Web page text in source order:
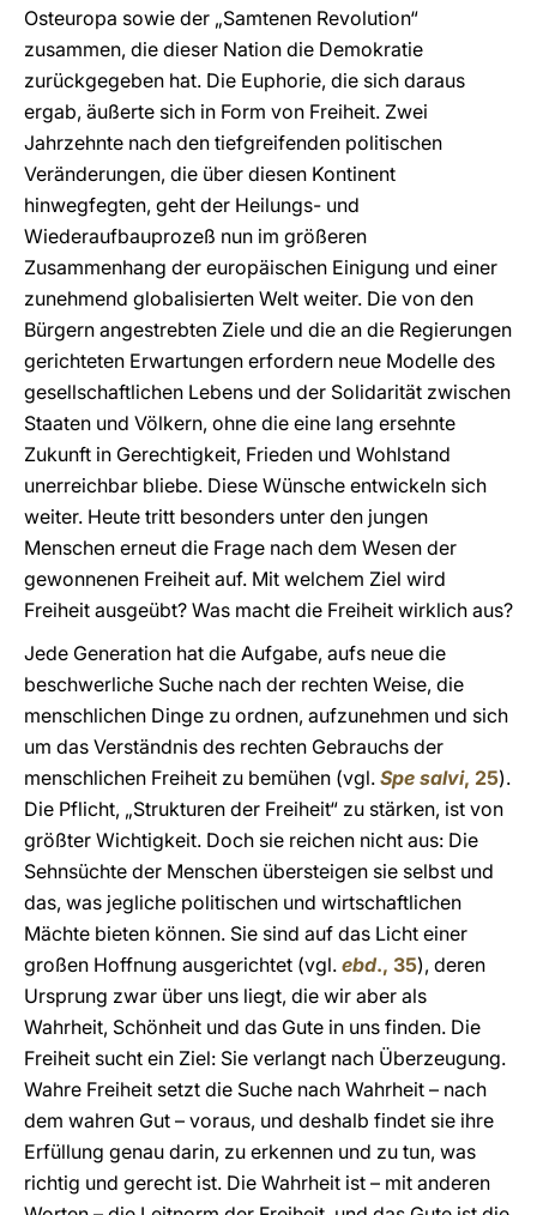
Osteuropa sowie der „Samtenen Revolution“
zusammen, die dieser Nation die Demokratie
zurückgegeben hat. Die Euphorie, die sich daraus
ergab, äußerte sich in Form von Freiheit. Zwei
Jahrzehnte nach den tiefgreifenden politischen
Veränderungen, die über diesen Kontinent
hinwegfegten, geht der Heilungs- und
Wiederaufbauprozeß nun im größeren
Zusammenhang der europäischen Einigung und einer
zunehmend globalisierten Welt weiter. Die von den
Bürgern angestrebten Ziele und die an die Regierungen
gerichteten Erwartungen erfordern neue Modelle des
gesellschaftlichen Lebens und der Solidarität zwischen
Staaten und Völkern, ohne die eine lang ersehnte
Zukunft in Gerechtigkeit, Frieden und Wohlstand
unerreichbar bliebe. Diese Wünsche entwickeln sich
weiter. Heute tritt besonders unter den jungen
Menschen erneut die Frage nach dem Wesen der
gewonnenen Freiheit auf. Mit welchem Ziel wird
Freiheit ausgeübt? Was macht die Freiheit wirklich aus?
Jede Generation hat die Aufgabe, aufs neue die
beschwerliche Suche nach der rechten Weise, die
menschlichen Dinge zu ordnen, aufzunehmen und sich
um das Verständnis des rechten Gebrauchs der
menschlichen Freiheit zu bemühen (vgl. Spe salvi, 25).
Die Pflicht, „Strukturen der Freiheit“ zu stärken, ist von
größter Wichtigkeit. Doch sie reichen nicht aus: Die
Sehnsüchte der Menschen übersteigen sie selbst und
das, was jegliche politischen und wirtschaftlichen
Mächte bieten können. Sie sind auf das Licht einer
großen Hoffnung ausgerichtet (vgl. ebd., 35), deren
Ursprung zwar über uns liegt, die wir aber als
Wahrheit, Schönheit und das Gute in uns finden. Die
Freiheit sucht ein Ziel: Sie verlangt nach Überzeugung.
Wahre Freiheit setzt die Suche nach Wahrheit – nach
dem wahren Gut – voraus, und deshalb findet sie ihre
Erfüllung genau darin, zu erkennen und zu tun, was
richtig und gerecht ist. Die Wahrheit ist – mit anderen